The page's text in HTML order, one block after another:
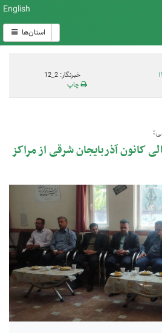
English
استان‌ها
خبرنگار: 2_12
چاپ
کانون آذربایجان شرقی از مراکز